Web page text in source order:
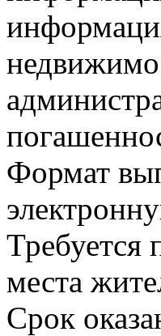
Формат
Требуется
места
Срок